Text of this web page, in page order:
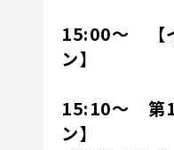
15:00～ 【
ン】
15:10～ 第1
ン】